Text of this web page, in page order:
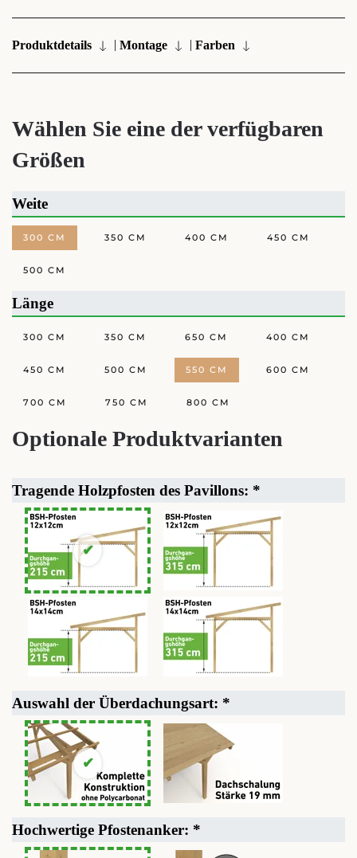
Produktdetails | Montage | Farben
Wählen Sie eine der verfügbaren
Größen
Weite
300 CM 350 CM 400 CM 450 CM
500 CM
Länge
300 CM 350 CM 650 CM 400 CM
450 CM 500 CM 550 CM 600 CM
700 CM 750 CM 800 CM
Optionale Produktvarianten
Tragende Holzpfosten des Pavillons: *
Auswahl der Überdachungsart: *
Hochwertige Pfostenanker: *